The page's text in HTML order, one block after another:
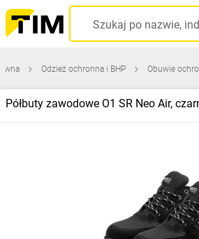
Odzież ochronna i BHP Obuwie
Półbuty zawodowe O1 SR Neo Air,